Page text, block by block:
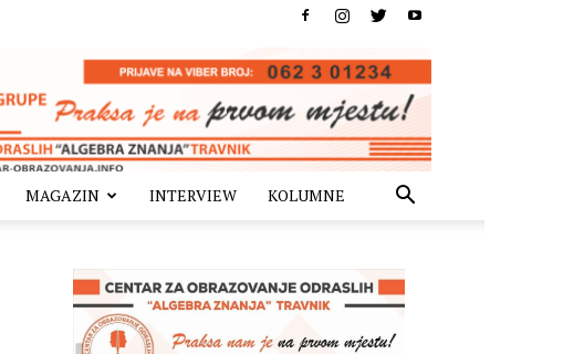
MAGAZIN INTERVIEW KOLUMNE